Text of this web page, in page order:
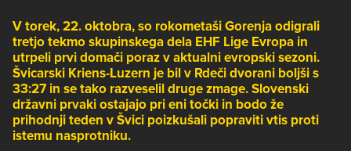
V torek, 22. oktobra, so rokometaši Gorenja odigrali
tretjo tekmo skupinskega dela EHF Lige Evropa in
utrpeli prvi domači poraz v aktualni evropski sezoni.
Švicarski Kriens-Luzern je bil v Rdeči dvorani boljši s
33:27 in se tako razveselil druge zmage. Slovenski
državni prvaki ostajajo pri eni točki in bodo že
prihodnji teden v Švici poizkušali popraviti vtis proti
istemu nasprotniku.